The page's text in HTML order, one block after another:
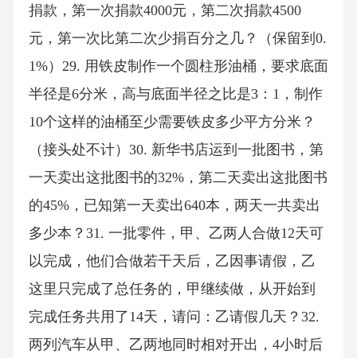
捐款，第一次捐款4000元，第二次捐款4500
元，第一次比第二次少捐百分之几？（保留到0.
1%）29. 用铁皮制作一个圆柱形油桶，要求底面
半径是6分米，高与底面半径之比是3：1，制作
10个这样的油桶至少需要铁皮多少平方分米？
（接头处不计）30. 新华书店运到一批图书，第
一天卖出这批图书的32%，第二天卖出这批图书
的45%，已知第一天卖出640本，两天一共卖出
多少本？31. 一批零件，甲、乙两人合做12天可
以完成，他们合做若干天后，乙因事请假，乙
这里只完成了总任务的，甲继续做，从开始到
完成任务共用了14天，请问：乙请假几天？32.
两列汽车从甲、乙两地同时相对开出，4小时后